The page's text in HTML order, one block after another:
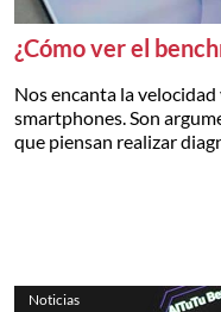
¿Cómo ver el
Nos encanta la
smartphones. Son
que piensan realizar
Noticias